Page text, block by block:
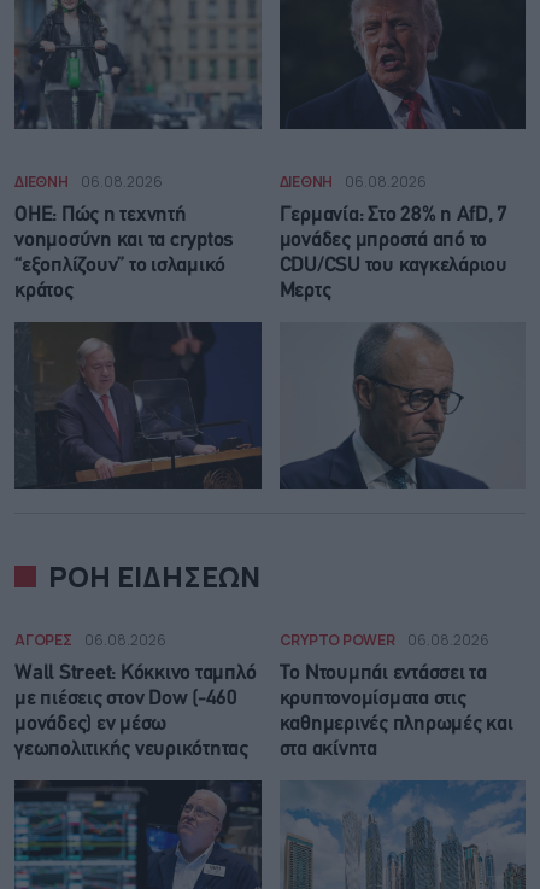
ΔΙΕΘΝΗ 06.08.2026
ΟΗΕ: Πώς η τεχνητή
νοημοσύνη και τα cryptos
“εξοπλίζουν” το ισλαμικό
κράτος
ΔΙΕΘΝΗ 06.08.2026
Γερμανία: Στο 28% η AfD, 7
μονάδες μπροστά από το
CDU/CSU του καγκελάριου
Μερτς
ΡΟΗ ΕΙΔΗΣΕΩΝ
ΑΓΟΡΕΣ 06.08.2026
Wall Street: Κόκκινο ταμπλό
με πιέσεις στον Dow (-460
μονάδες) εν μέσω
γεωπολιτικής νευρικότητας
CRYPTO POWER 06.08.2026
Το Ντουμπάι εντάσσει τα
κρυπτονομίσματα στις
καθημερινές πληρωμές και
στα ακίνητα